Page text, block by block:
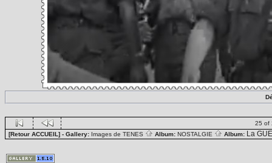
25 of
[Retour ACCUEIL] - Gallery: Images de TENES Album: NOSTALGIE Album: La